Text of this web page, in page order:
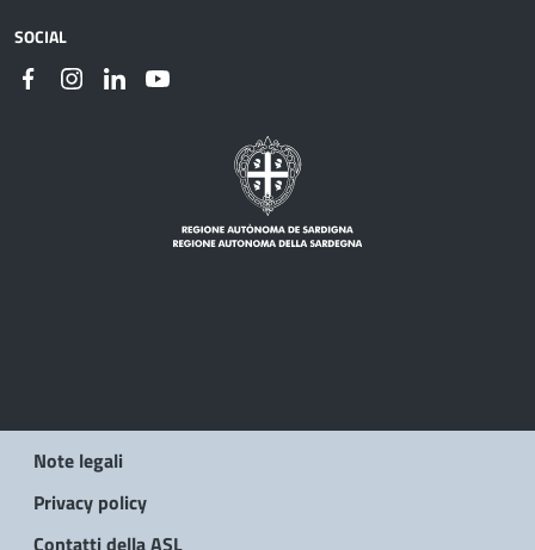
SOCIAL
Note legali
Privacy policy
Contatti della ASL